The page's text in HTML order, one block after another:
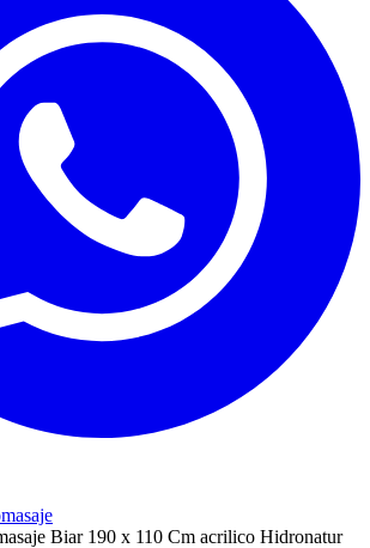
Biar 190 x 110 Cm acrilico Hidronatur